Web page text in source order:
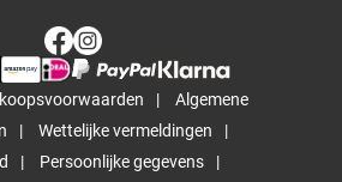
Algemene
Wettelijke vermeldingen
Persoonlijke gegevens